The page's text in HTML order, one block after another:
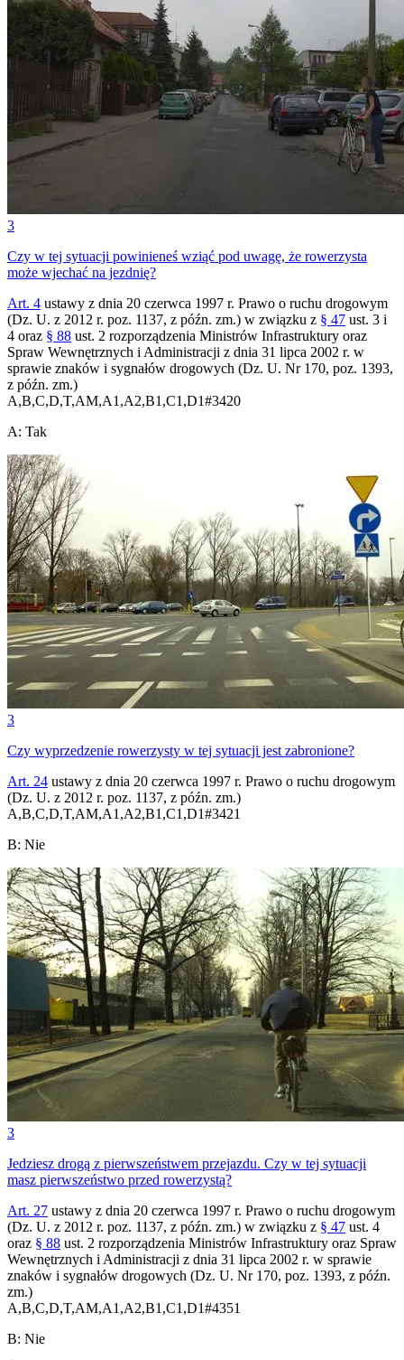
3
Czy w tej sytuacji powinieneś wziąć pod uwagę, że rowerzysta
może wjechać na jezdnię?
Art. 4 ustawy z dnia 20 czerwca 1997 r. Prawo o ruchu drogowym
(Dz. U. z 2012 r. poz. 1137, z późn. zm.) w związku z § 47 ust. 3 i
4 oraz § 88 ust. 2 rozporządzenia Ministrów Infrastruktury oraz
Spraw Wewnętrznych i Administracji z dnia 31 lipca 2002 r. w
sprawie znaków i sygnałów drogowych (Dz. U. Nr 170, poz. 1393,
z późn. zm.)
A,B,C,D,T,AM,A1,A2,B1,C1,D1#3420
A: Tak
3
Czy wyprzedzenie rowerzysty w tej sytuacji jest zabronione?
Art. 24 ustawy z dnia 20 czerwca 1997 r. Prawo o ruchu drogowym
(Dz. U. z 2012 r. poz. 1137, z późn. zm.)
A,B,C,D,T,AM,A1,A2,B1,C1,D1#3421
B: Nie
3
Jedziesz drogą z pierwszeństwem przejazdu. Czy w tej sytuacji
masz pierwszeństwo przed rowerzystą?
Art. 27 ustawy z dnia 20 czerwca 1997 r. Prawo o ruchu drogowym
(Dz. U. z 2012 r. poz. 1137, z późn. zm.) w związku z § 47 ust. 4
oraz § 88 ust. 2 rozporządzenia Ministrów Infrastruktury oraz Spraw
Wewnętrznych i Administracji z dnia 31 lipca 2002 r. w sprawie
znaków i sygnałów drogowych (Dz. U. Nr 170, poz. 1393, z późn.
zm.)
A,B,C,D,T,AM,A1,A2,B1,C1,D1#4351
B: Nie